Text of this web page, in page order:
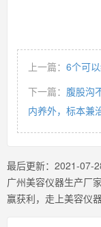
上一篇： 6个可
下一篇： 腹股沟
内养外，标本兼
最后更新： 2021-07-
广州美容仪器生产厂
赢获利，走上美容仪